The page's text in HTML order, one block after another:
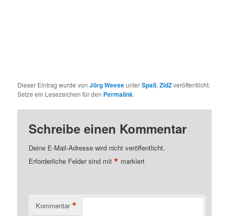
Dieser Eintrag wurde vonJörg WeeseunterSpaß,ZidZveröffentlicht.
Setze ein Lesezeichen für den Permalink.
Schreibe einen Kommentar
Deine E-Mail-Adresse wird nicht veröffentlicht.
Erforderliche Felder sind mit* markiert
Kommentar *